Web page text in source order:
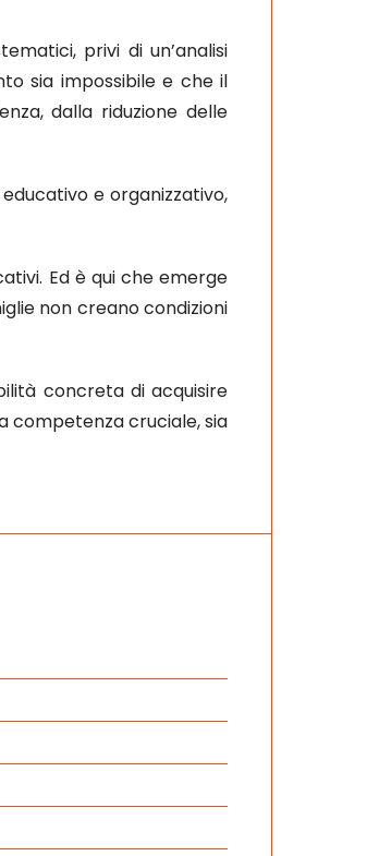
privi di un’analisi
sia impossibile e che il
dalla riduzione delle
e organizzativo,
Ed è qui che emerge
non creano condizioni
concreta di acquisire
competenza cruciale, sia